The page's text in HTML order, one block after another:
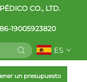
CO., LTD.
19005923820
ES
un presupuesto